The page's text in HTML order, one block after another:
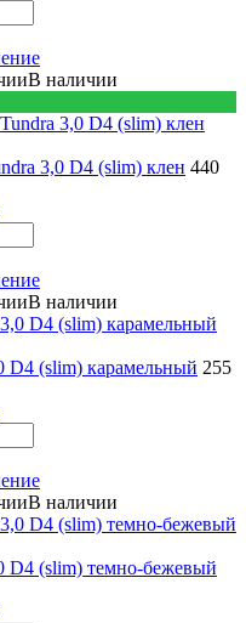
В наличии
3,0 D4 (slim) клен 440
В наличии
D4 (slim) карамельный 255
В наличии
D4 (slim) темно-бежевый